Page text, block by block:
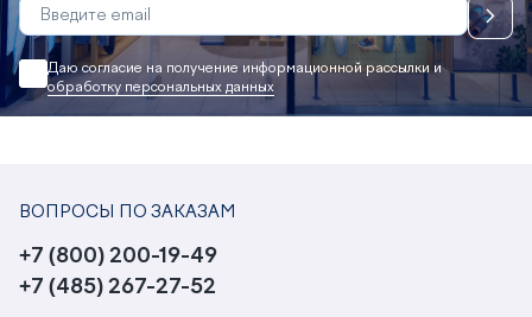
Даю согласие на получение информационной рассылки и
обработку персональных данных
ВОПРОСЫ ПО ЗАКАЗАМ
+7 (800) 200-19-49
+7 (485) 267-27-52